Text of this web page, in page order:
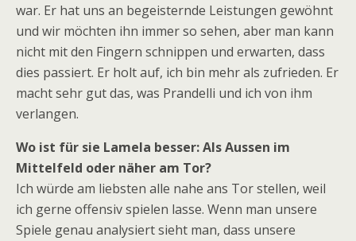
war. Er hat uns an begeisternde Leistungen gewöhnt
und wir möchten ihn immer so sehen, aber man kann
nicht mit den Fingern schnippen und erwarten, dass
dies passiert. Er holt auf, ich bin mehr als zufrieden. Er
macht sehr gut das, was Prandelli und ich von ihm
verlangen.
Wo ist für sie Lamela besser: Als Aussen im
Mittelfeld oder näher am Tor?
Ich würde am liebsten alle nahe ans Tor stellen, weil
ich gerne offensiv spielen lasse. Wenn man unsere
Spiele genau analysiert sieht man, dass unsere